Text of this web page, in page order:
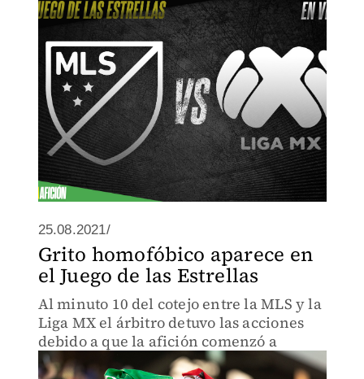
25.08.2021/
Grito homofóbico aparece en
el Juego de las Estrellas
Al minuto 10 del cotejo entre la MLS y la
Liga MX el árbitro detuvo las acciones
debido a que la afición comenzó a